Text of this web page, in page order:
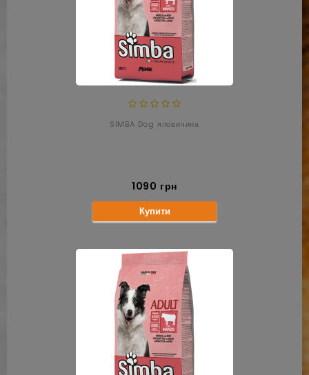
SIMBA Dog яловичина
1090 грн
Купити